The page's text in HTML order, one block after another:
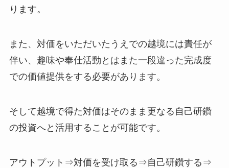
ります。
また、対価をいただいたうえでの越境には責任が
伴い、趣味や奉仕活動とはまた一段違った完成度
での価値提供をする必要があります。
そして越境で得た対価はそのまま更なる自己研鑽
の投資へと活用することが可能です。
アウトプット⇒対価を受け取る⇒自己研鑽する⇒